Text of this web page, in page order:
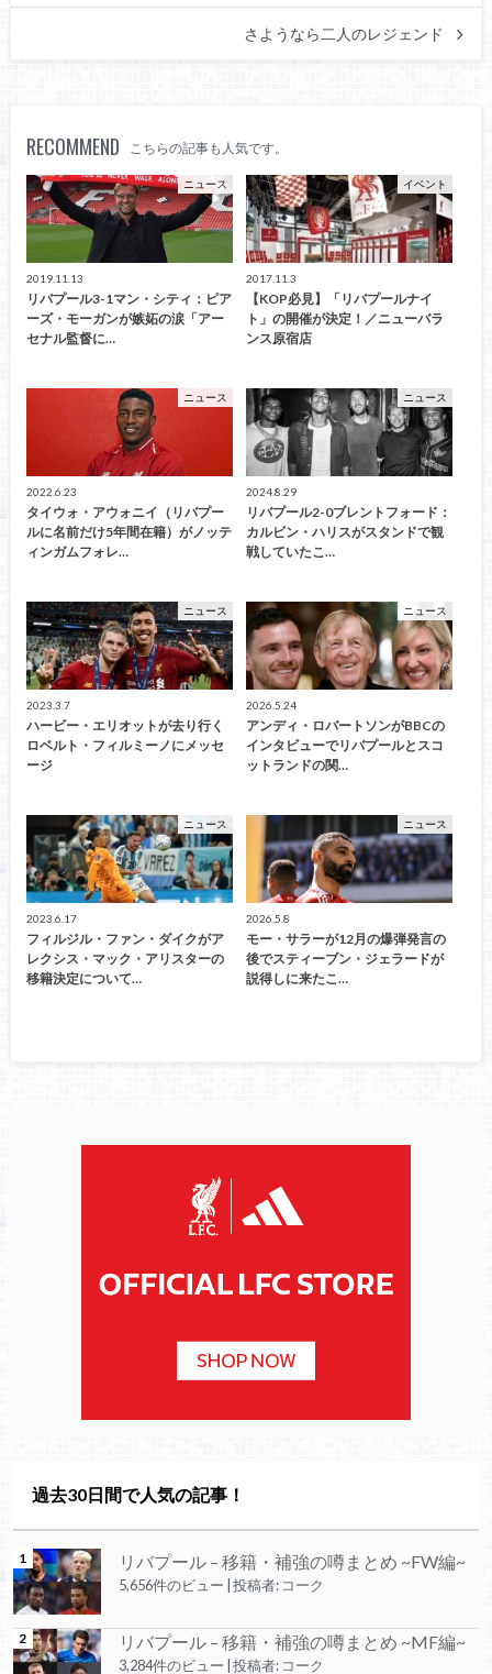
さようなら二人のレジェンド
RECOMMEND こちらの記事も人気です。
ニュース
2019.11.13
リバプール3-1マン・シティ：ピア
ーズ・モーガンが嫉妬の涙「アー
セナル監督に…
イベント
2017.11.3
【KOP必見】「リバプールナイ
ト」の開催が決定！／ニューバラ
ンス原宿店
ニュース
2022.6.23
タイウォ・アウォニイ（リバプー
ルに名前だけ5年間在籍）がノッテ
ィンガムフォレ…
ニュース
2024.8.29
リバプール2-0ブレントフォード：
カルビン・ハリスがスタンドで観
戦していたこ…
ニュース
2023.3.7
ハービー・エリオットが去り行く
ロベルト・フィルミーノにメッセ
ージ
ニュース
2026.5.24
アンディ・ロバートソンがBBCの
インタビューでリバプールとスコ
ットランドの関…
ニュース
2023.6.17
フィルジル・ファン・ダイクがア
レクシス・マック・アリスターの
移籍決定について…
ニュース
2026.5.8
モー・サラーが12月の爆弾発言の
後でスティーブン・ジェラードが
説得しに来たこ…
過去30日間で人気の記事！
リバプール – 移籍・補強の噂まとめ ~FW編~
5,656件のビュー |投稿者: コーク
リバプール – 移籍・補強の噂まとめ ~MF編~
3,284件のビュー |投稿者: コーク